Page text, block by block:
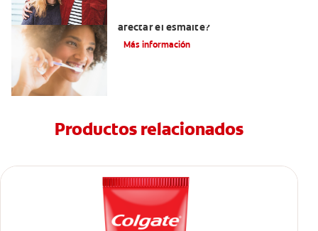
afectar el esmalte?
Más información
Productos relacionados